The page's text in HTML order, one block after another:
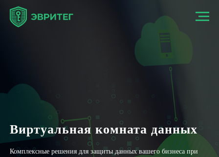
Виртуальная комната данных
Комплексные решения для защиты данных вашего бизнеса при